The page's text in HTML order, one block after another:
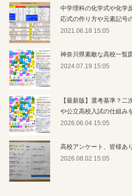
中学理科の化学式や化学
応式の作り方や元素記号
2021.06.18 15:05
神奈川県素敵な高校一覧
2024.07.19 15:05
【最新版】選考基準？
や公立高校入試の仕組み
2026.06.04 15:05
高校アンケート、皆様あ
2026.08.02 15:05